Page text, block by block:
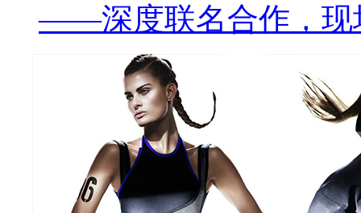
——深度联名合作，现